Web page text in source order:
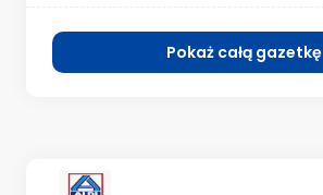
Pokaż całą gazetkę